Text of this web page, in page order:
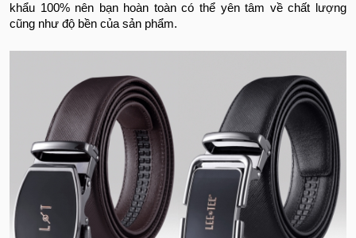
khẩu 100% nên bạn hoàn toàn có thể yên tâm về chất lượng
cũng như độ bền của sản phẩm.